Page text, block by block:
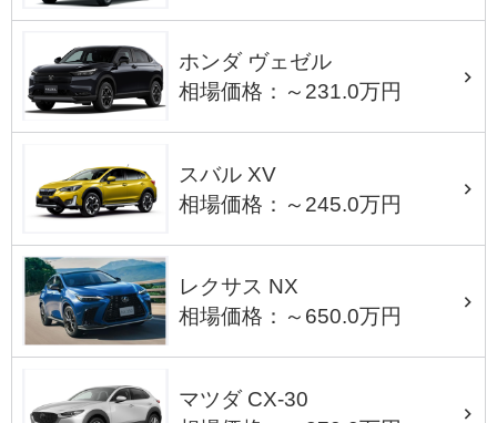
ホンダ ヴェゼル
相場価格：～231.0万円
スバル XV
相場価格：～245.0万円
レクサス NX
相場価格：～650.0万円
マツダ CX-30